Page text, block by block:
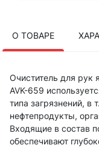
О ТОВАРЕ
Очиститель для рук
AVK-659
типа загрязнений, в
нефтепродукты,
Входящие в состав
обеспечивают